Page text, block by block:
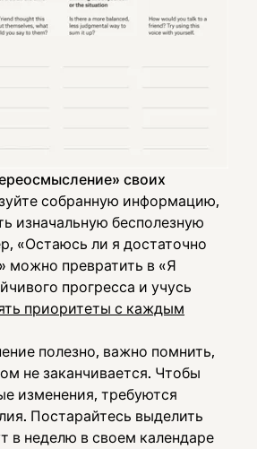
своих
собранную информацию,
изначальную бесполезную
«Остаюсь ли я достаточно
можно превратить в «Я
прогресса и учусь
приоритеты с каждым
полезно, важно помнить,
не заканчивается. Чтобы
изменения, требуются
Постарайтесь выделить
в неделю в своем календаре